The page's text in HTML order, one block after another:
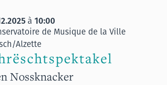
à 10:00
de Musique de la Ville
Alzette
Nossknacker